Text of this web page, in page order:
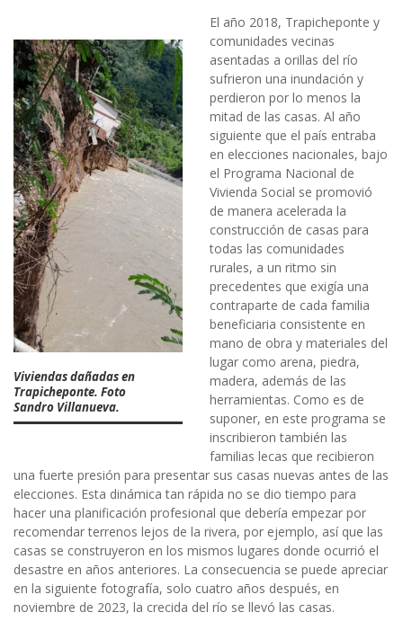
Viviendas dañadas en
Trapicheponte. Foto
Sandro Villanueva.
El año 2018, Trapicheponte y
comunidades vecinas
asentadas a orillas del río
sufrieron una inundación y
perdieron por lo menos la
mitad de las casas. Al año
siguiente que el país entraba
en elecciones nacionales, bajo
el Programa Nacional de
Vivienda Social se promovió
de manera acelerada la
construcción de casas para
todas las comunidades
rurales, a un ritmo sin
precedentes que exigía una
contraparte de cada familia
beneficiaria consistente en
mano de obra y materiales del
lugar como arena, piedra,
madera, además de las
herramientas. Como es de
suponer, en este programa se
inscribieron también las
familias lecas que recibieron
una fuerte presión para presentar sus casas nuevas antes de las
elecciones. Esta dinámica tan rápida no se dio tiempo para
hacer una planificación profesional que debería empezar por
recomendar terrenos lejos de la rivera, por ejemplo, así que las
casas se construyeron en los mismos lugares donde ocurrió el
desastre en años anteriores. La consecuencia se puede apreciar
en la siguiente fotografía, solo cuatro años después, en
noviembre de 2023, la crecida del río se llevó las casas.